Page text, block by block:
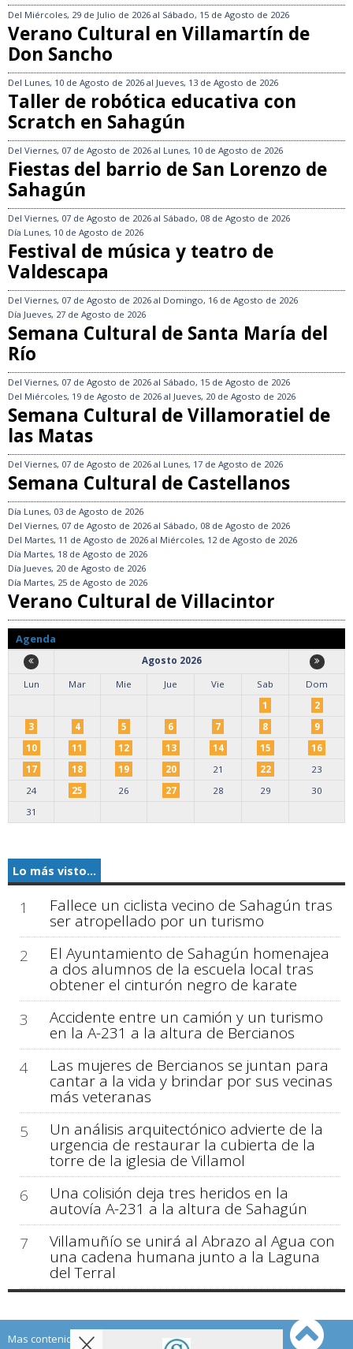
Del Miércoles, 29 de Julio de 2026 al Sábado, 15 de Agosto de 2026
Verano Cultural en Villamartín de
Don Sancho
Del Lunes, 10 de Agosto de 2026 al Jueves, 13 de Agosto de 2026
Taller de robótica educativa con
Scratch en Sahagún
Del Viernes, 07 de Agosto de 2026 al Lunes, 10 de Agosto de 2026
Fiestas del barrio de San Lorenzo de
Sahagún
Del Viernes, 07 de Agosto de 2026 al Sábado, 08 de Agosto de 2026
Día Lunes, 10 de Agosto de 2026
Festival de música y teatro de
Valdescapa
Del Viernes, 07 de Agosto de 2026 al Domingo, 16 de Agosto de 2026
Día Jueves, 27 de Agosto de 2026
Semana Cultural de Santa María del
Río
Del Viernes, 07 de Agosto de 2026 al Sábado, 15 de Agosto de 2026
Del Miércoles, 19 de Agosto de 2026 al Jueves, 20 de Agosto de 2026
Semana Cultural de Villamoratiel de
las Matas
Del Viernes, 07 de Agosto de 2026 al Lunes, 17 de Agosto de 2026
Semana Cultural de Castellanos
Día Lunes, 03 de Agosto de 2026
Del Viernes, 07 de Agosto de 2026 al Sábado, 08 de Agosto de 2026
Del Martes, 11 de Agosto de 2026 al Miércoles, 12 de Agosto de 2026
Día Martes, 18 de Agosto de 2026
Día Jueves, 20 de Agosto de 2026
Día Martes, 25 de Agosto de 2026
Verano Cultural de Villacintor
Agenda
Agosto 2026
Lun
Mar Mie Jue Vie Sab
Dom
1
2
3
4 5 6 7 8
9
10
11 12 13 14 15
16
17
18 19 20 21 22
23
24
25 26 27 28 29
30
31
Lo más visto...
1 Fallece un ciclista vecino de Sahagún tras
ser atropellado por un turismo
2
El Ayuntamiento de Sahagún homenajea
a dos alumnos de la escuela local tras
obtener el cinturón negro de karate
3
Accidente entre un camión y un turismo
en la A-231 a la altura de Bercianos
4
Las mujeres de Bercianos se juntan para
cantar a la vida y brindar por sus vecinas
más veteranas
5
Un análisis arquitectónico advierte de la
urgencia de restaurar la cubierta de la
torre de la iglesia de Villamol
6
Una colisión deja tres heridos en la
autovía A-231 a la altura de Sahagún
7
Villamuñío se unirá al Abrazo al Agua con
una cadena humana junto a la Laguna
del Terral
Mas contenido de Sahagún Digital: